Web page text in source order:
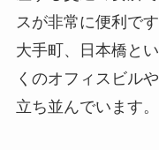
スが非常に便利で
大手町、日本橋と
くのオフィスビル
立ち並んでいます。